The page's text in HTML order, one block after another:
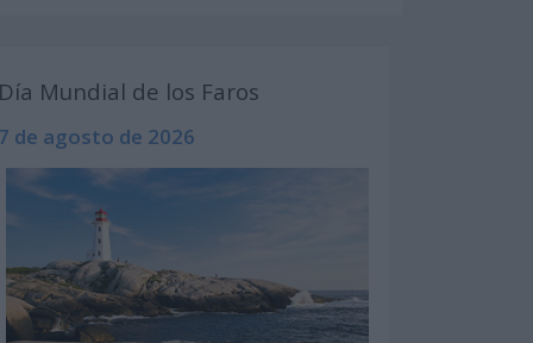
Día Mundial de los Faros
7 de agosto de 2026